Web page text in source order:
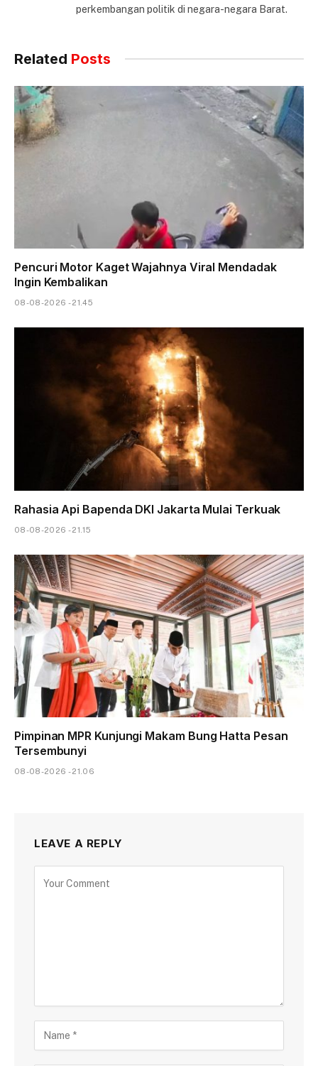
perkembangan politik di negara-negara Barat.
Related Posts
Pencuri Motor Kaget Wajahnya Viral Mendadak
Ingin Kembalikan
08-08-2026 - 21.45
Rahasia Api Bapenda DKI Jakarta Mulai Terkuak
08-08-2026 - 21.15
Pimpinan MPR Kunjungi Makam Bung Hatta Pesan
Tersembunyi
08-08-2026 - 21.06
LEAVE A REPLY